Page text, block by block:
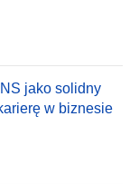
jako solidny
w biznesie